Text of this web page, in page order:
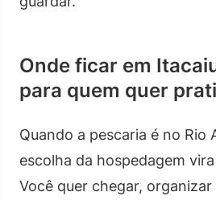
Onde ficar em
para quem quer
Quando a pescaria é no Rio
escolha da hospedagem
Você quer chegar, organizar